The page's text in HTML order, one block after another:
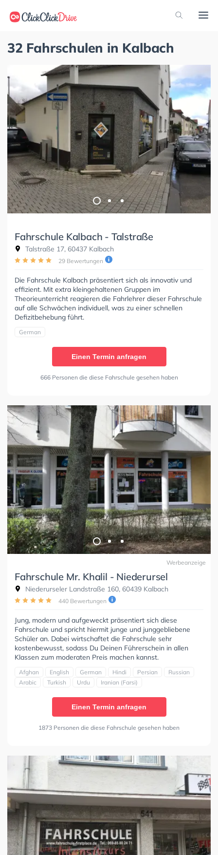
32 Fahrschulen in Kalbach
Fahrschule Kalbach - Talstraße
Talstraße 17, 60437 Kalbach
29 Bewertungen
Die Fahrschule Kalbach präsentiert sich als innovativ und
effizient. Mit extra kleingehaltenen Gruppen im
Theorieunterricht reagieren die Fahrlehrer dieser Fahrschule
auf alle Schwächen individuell, was zu einer schnellen
Defizitbehebung führt.
German
Einen Termin anfragen
666 Personen die diese Fahrschule gesehen haben
Werbeanzeige
Fahrschule Mr. Khalil - Niederursel
Niederurseler Landstraße 160, 60439 Kalbach
440 Bewertungen
Jung, modern und aufgeweckt präsentiert sich diese
Fahrschule und spricht hiermit junge und junggebliebene
Schüler an. Dabei wirtschaftet die Fahrschule sehr
kostenbewusst, sodass Du Deinen Führerschein in allen
Klassen zum moderaten Preis machen kannst.
Afghan English German Hindi Persian
Russian
Arabic
Turkish Urdu Iranian (Farsi)
Einen Termin anfragen
1873 Personen die diese Fahrschule gesehen haben